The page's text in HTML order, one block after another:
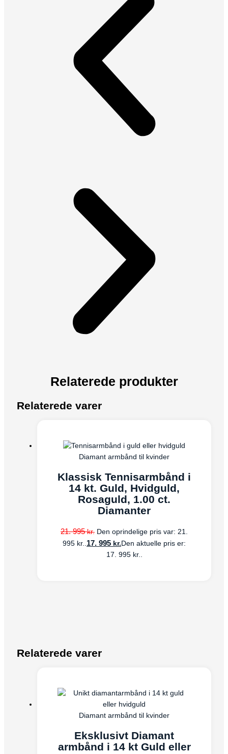
Relaterede produkter
Relaterede varer
Diamant armbånd til kvinder
Klassisk Tennisarmbånd i
14 kt. Guld, Hvidguld,
Rosaguld, 1.00 ct.
Diamanter
21. 995kr. Den oprindelige pris var: 21.
995 kr..17. 995 kr. Den aktuelle pris er:
17. 995 kr..
Relaterede varer
Diamant armbånd til kvinder
Eksklusivt Diamant
armbånd i 14 kt Guld eller